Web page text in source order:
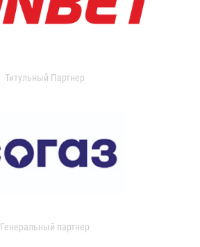
Титульный Партнер
Генеральный партнер